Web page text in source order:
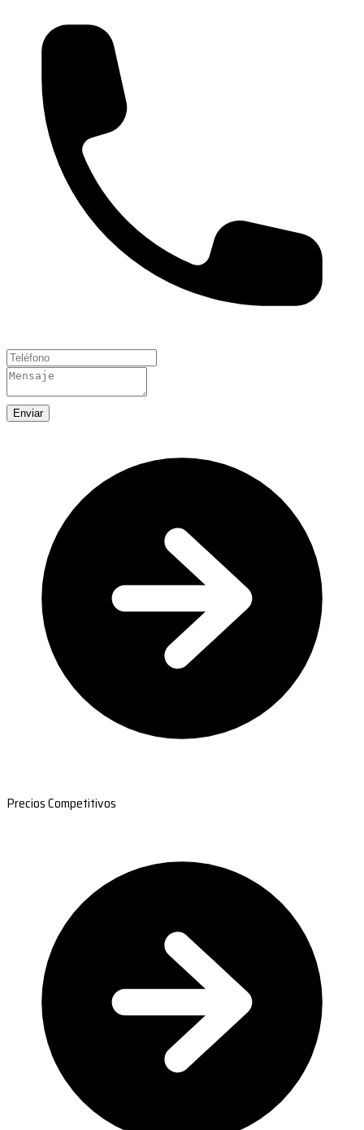
Enviar
Precios Competitivos